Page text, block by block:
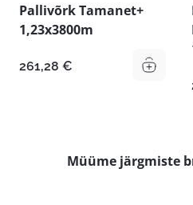
Pallivõrk Tamanet+
1,23x3800m
261,28 €
Müüme järgmiste